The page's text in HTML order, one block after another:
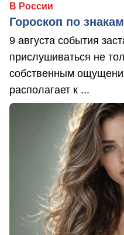
В России
Гороскоп по
9 августа события
прислушиваться не
собственным
располагает к ...